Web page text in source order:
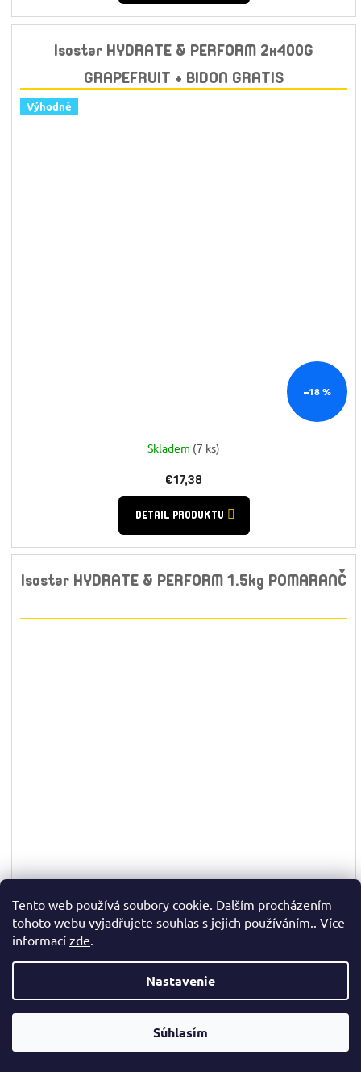
Tento web používá soubory cookie. Dalším procházením
tohoto webu vyjadřujete souhlas s jejich používáním.. Více
informací zde.
Nastavenie
Súhlasím
Isostar HYDRATE & PERFORM 2x400G
GRAPEFRUIT + BIDON GRATIS
Výhodné
–18 %
Skladem (7 ks)
€17,38
DETAIL PRODUKTU
Isostar HYDRATE & PERFORM 1.5kg POMARANČ
–15 %
Skladem(>10 ks)
€23,75
Jednotková
€15,83 / 1 kg